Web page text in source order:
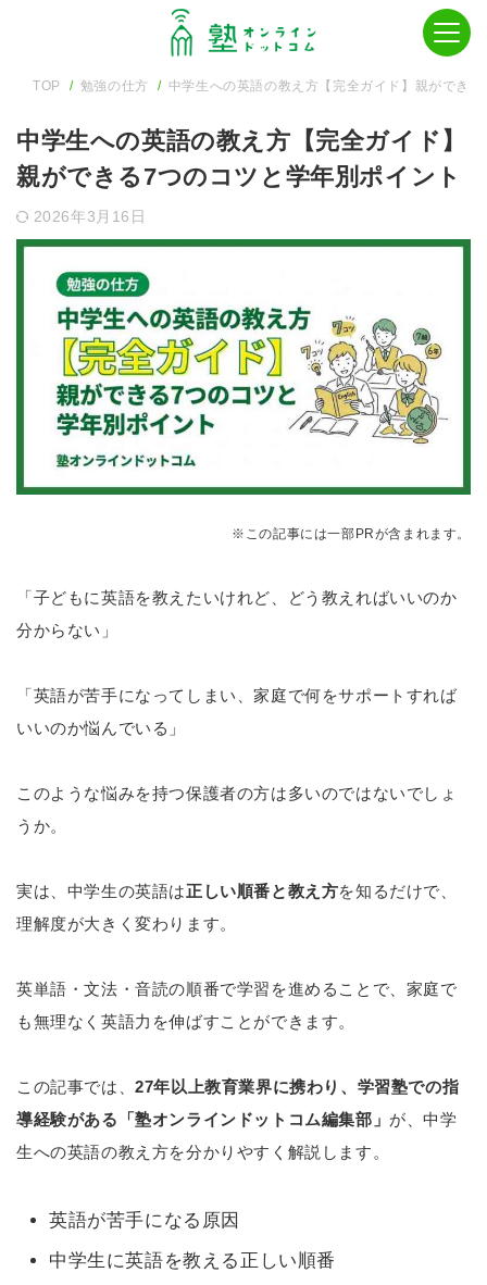
TOP 勉強の仕方 中学生への英語の教え方【完全ガイド】親ができ
中学生への英語の教え方【完全ガイド】
親ができる7つのコツと学年別ポイント
2026年3月16日
※この記事には一部PRが含まれます。
「子どもに英語を教えたいけれど、どう教えればいいのか
分からない」
「英語が苦手になってしまい、家庭で何をサポートすれば
いいのか悩んでいる」
このような悩みを持つ保護者の方は多いのではないでしょ
うか。
実は、中学生の英語は正しい順番と教え方を知るだけで、
理解度が大きく変わります。
英単語・文法・音読の順番で学習を進めることで、家庭で
も無理なく英語力を伸ばすことができます。
この記事では、27年以上教育業界に携わり、学習塾での指
導経験がある「塾オンラインドットコム編集部」 が、中学
生への英語の教え方を分かりやすく解説します。
英語が苦手になる原因
中学生に英語を教える正しい順番